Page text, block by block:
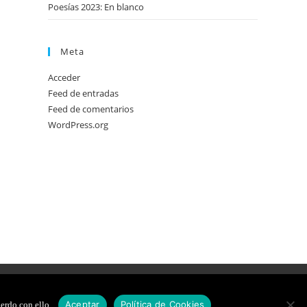
Poesías 2023: En blanco
Meta
Acceder
Feed de entradas
Feed de comentarios
WordPress.org
COOKIES DISEÑO WEB
con ello. Aceptar Política de Cookies